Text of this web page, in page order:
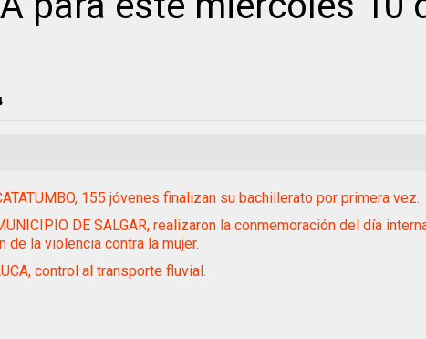
155 jóvenes finalizan su bachillerato por primera vez.
DE SALGAR, realizaron la conmemoración del día
de la violencia contra la mujer.
control al transporte fluvial.